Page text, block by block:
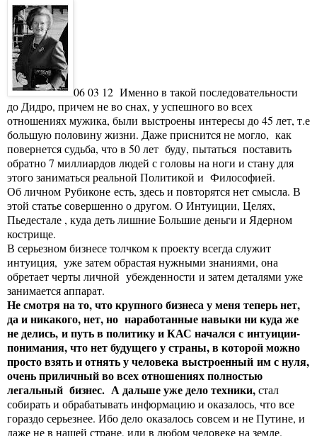
06 03 12 Именно в такой последовательности
до Дидро, причем не во снах, у успешного во всех
отношениях мужика, были выстроены интересы до 45 лет, т.е
большую половину жизни. Даже приснится не могло, как
повернется судьба, что в 50 лет буду, пытаться поставить
обратно 7 миллиардов людей с головы на ноги и стану для
этого заниматься реальной Политикой и Философией.
Об личном Рубиконе есть, здесьи повторятся нет смысла. В
этой статье совершенно о другом. О Интуиции, Целях,
Пьедестале , куда деть лишние Большие деньги и Ядерном
кострище.
В серьезном бизнесе толчком к проекту всегда служит
интуиция, уже затем обрастая нужными знаниями, она
обретает черты личной убежденности и затем деталями уже
занимается аппарат.
Не смотря на то, что крупного бизнеса у меня теперь нет,
да и никакого, нет, но наработанные навыки ни куда же
не делись, и путь в политику и КАС начался с интуиции-
понимания, что нет будущего у страны, в которой можно
просто взять и отнять у человека выстроенный им с нуля,
очень приличный во всех отношениях полностью
легальный бизнес. А дальше уже дело техники,стал
собирать и обрабатывать информацию и оказалось, что все
гораздо серьезнее. Ибо дело оказалось совсем и не Путине, и
даже не в нашей стране, или в любом человеке на земле.